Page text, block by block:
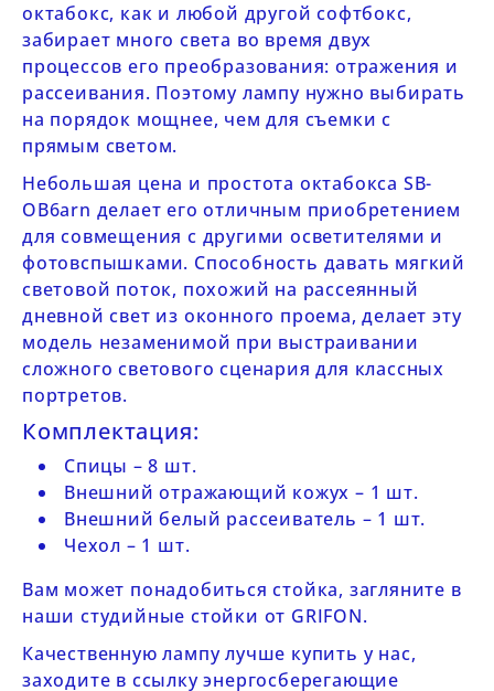
октабокс, как и любой другой софтбокс,
забирает много света во время двух
процессов его преобразования: отражения и
рассеивания. Поэтому лампу нужно выбирать
на порядок мощнее, чем для съемки с
прямым светом.
Небольшая цена и простота октабокса SB-
OB6arn делает его отличным приобретением
для совмещения с другими осветителями и
фотовспышками. Способность давать мягкий
световой поток, похожий на рассеянный
дневной свет из оконного проема, делает эту
модель незаменимой при выстраивании
сложного светового сценария для классных
портретов.
Комплектация:
Спицы – 8 шт.
Внешний отражающий кожух – 1 шт.
Внешний белый рассеиватель – 1 шт.
Чехол – 1 шт.
Вам может понадобиться стойка, загляните в
наши студийные стойки от GRIFON.
Качественную лампу лучше купить у нас,
заходите в ссылкуэнергосберегающие